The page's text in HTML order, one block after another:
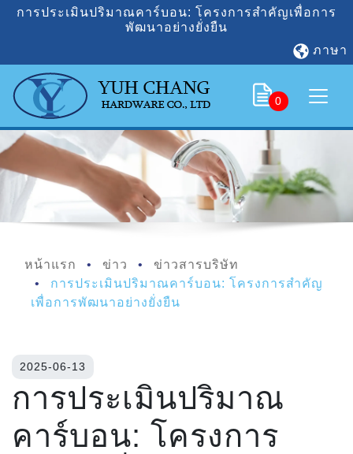
การประเมินปริมาณคาร์บอน: โครงการสำคัญเพื่อการ
พัฒนาอย่างยั่งยืน
ภาษา
0
หน้าแรก ข่าว
ข่าวสารบริษัท
การประเมินปริมาณคาร์บอน: โครงการสำคัญ
เพื่อการพัฒนาอย่างยั่งยืน
2025-06-13
การประเมินปริมาณ
คาร์บอน: โครงการ